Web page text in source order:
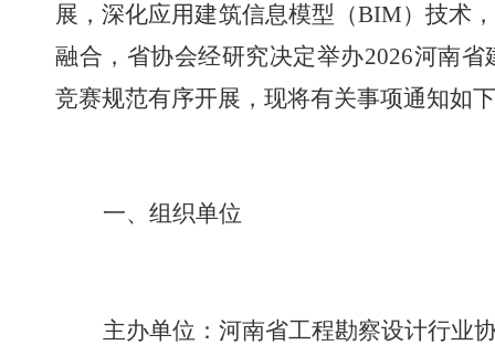
展，深化应用建筑信息模型（BIM）技术
融合，省协会经研究决定举办2026河南省
竞赛规范有序开展，现将有关事项通知如
一、组织单位
主办单位：河南省工程勘察设计行业